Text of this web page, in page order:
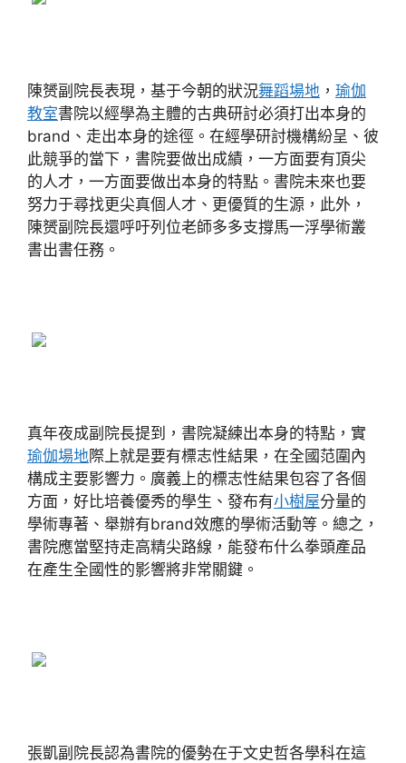
陳赟副院長表現，基于今朝的狀況舞蹈場地 ， 瑜伽
教室書院以經學為主體的古典研討必須打出本身的
brand、走出本身的途徑。在經學研討機構紛呈、彼
此競爭的當下，書院要做出成績，一方面要有頂尖
的人才，一方面要做出本身的特點。書院未來也要
努力于尋找更尖真個人才、更優質的生源，此外，
陳赟副院長還呼吁列位老師多多支撐馬一浮學術叢
書出書任務。
真年夜成副院長提到，書院凝練出本身的特點，實
瑜伽場地際上就是要有標志性結果，在全國范圍內
構成主要影響力。廣義上的標志性結果包容了各個
方面，好比培養優秀的學生、發布有小樹屋分量的
學術專著、舉辦有brand效應的學術活動等。總之，
書院應當堅持走高精尖路線，能發布什么拳頭產品
在產生全國性的影響將非常關鍵。
張凱副院長認為書院的優勢在于文史哲各學科在這